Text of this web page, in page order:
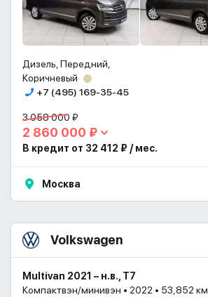
Дизель, Передний,
Коричневый
+7 (495) 169-35-45
3 058 000 ₽
2 860 000 ₽
В кредит от 32 412 ₽ / мес.
Москва
Volkswagen
Multivan 2021 – н.в., T7
Компактвэн/минивэн • 2022 • 53,852 км